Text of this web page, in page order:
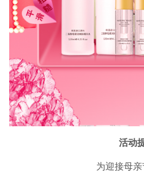
活动
为迎接母